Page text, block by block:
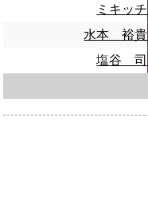
ミキッチ
水本 裕貴
塩谷 司